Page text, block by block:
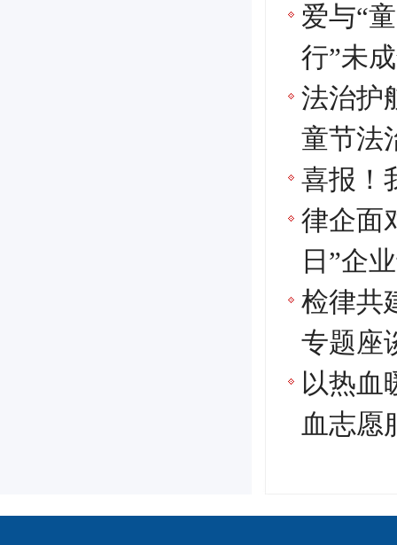
爱与“
行”未
法治护
童节法
喜报！
律企面
日”企
检律共
专题座
以热血
血志愿